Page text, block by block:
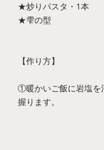
★炒りパスタ・1本
★雫の型
【作り方】
①暖かいご飯に岩塩を
握ります。